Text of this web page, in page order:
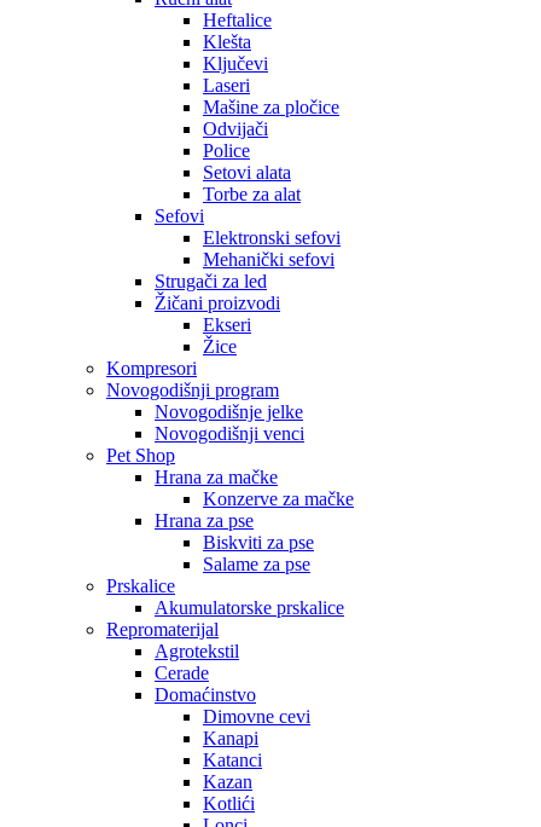
Heftalice
Klešta
Ključevi
Laseri
Mašine za pločice
Odvijači
Police
Setovi alata
Torbe za alat
Sefovi
Elektronski sefovi
Mehanički sefovi
Strugači za led
Žičani proizvodi
Ekseri
Žice
Kompresori
Novogodišnji program
Novogodišnje jelke
Novogodišnji venci
Pet Shop
Hrana za mačke
Konzerve za mačke
Hrana za pse
Biskviti za pse
Salame za pse
Prskalice
Akumulatorske prskalice
Repromaterijal
Agrotekstil
Cerade
Domaćinstvo
Dimovne cevi
Kanapi
Katanci
Kazan
Kotlići